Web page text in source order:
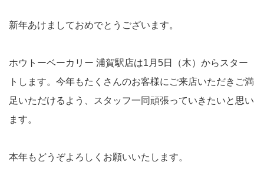
新年あけましておめでとうございます。
ホウトーベーカリー 浦賀駅店は1月5日（木）からスター
トします。今年もたくさんのお客様にご来店いただきご満
足いただけるよう、スタッフ一同頑張っていきたいと思い
ます。
本年もどうぞよろしくお願いいたします。